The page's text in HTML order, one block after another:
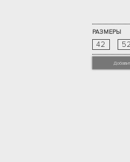
РАЗМЕРЫ
42 52